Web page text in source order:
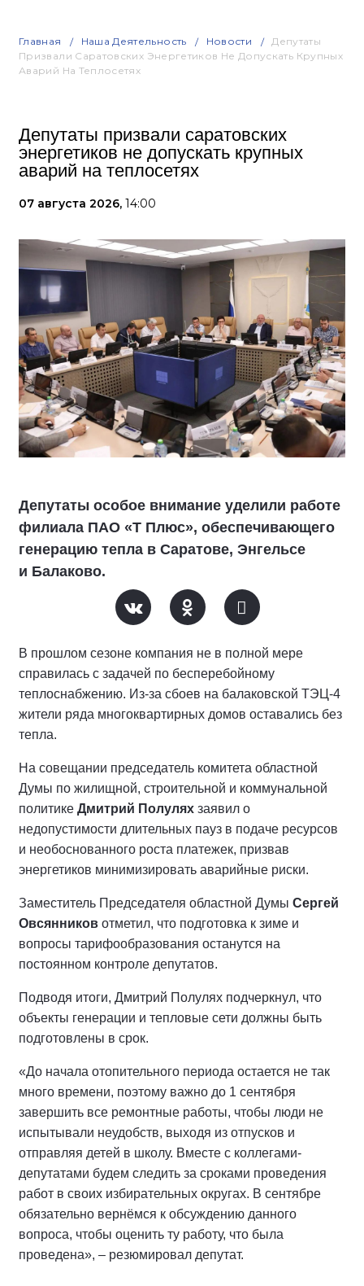
Главная Наша Деятельность Новости
Депутаты
Призвали Саратовских Энергетиков Не Допускать Крупных
Аварий На Теплосетях
Депутаты призвали саратовских
энергетиков не допускать крупных
аварий на теплосетях
07 августа 2026, 14:00
Депутаты особое внимание уделили работе
филиала ПАО «Т Плюс», обеспечивающего
генерацию тепла в Саратове, Энгельсе
и Балаково.
В прошлом сезоне компания не в полной мере
справилась с задачей по бесперебойному
теплоснабжению. Из-за сбоев на балаковской ТЭЦ-4
жители ряда многоквартирных домов оставались без
тепла.
На совещании председатель комитета областной
Думы по жилищной, строительной и коммунальной
политике Дмитрий Полулях заявил о
недопустимости длительных пауз в подаче ресурсов
и необоснованного роста платежек, призвав
энергетиков минимизировать аварийные риски.
Заместитель Председателя областной Думы Сергей
Овсянников отметил, что подготовка к зиме и
вопросы тарифообразования останутся на
постоянном контроле депутатов.
Подводя итоги, Дмитрий Полулях подчеркнул, что
объекты генерации и тепловые сети должны быть
подготовлены в срок.
«До начала отопительного периода остается не так
много времени, поэтому важно до 1 сентября
завершить все ремонтные работы, чтобы люди не
испытывали неудобств, выходя из отпусков и
отправляя детей в школу. Вместе с коллегами-
депутатами будем следить за сроками проведения
работ в своих избирательных округах. В сентябре
обязательно вернёмся к обсуждению данного
вопроса, чтобы оценить ту работу, что была
проведена», – резюмировал депутат.